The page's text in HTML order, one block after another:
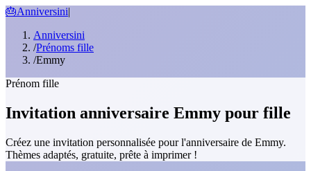
🎂Anniversini|
Anniversini
/Prénoms fille
/Emmy
Prénom fille
Invitation anniversaire Emmy pour fille
Créez une invitation personnalisée pour l'anniversaire de Emmy.
Thèmes adaptés, gratuite, prête à imprimer !